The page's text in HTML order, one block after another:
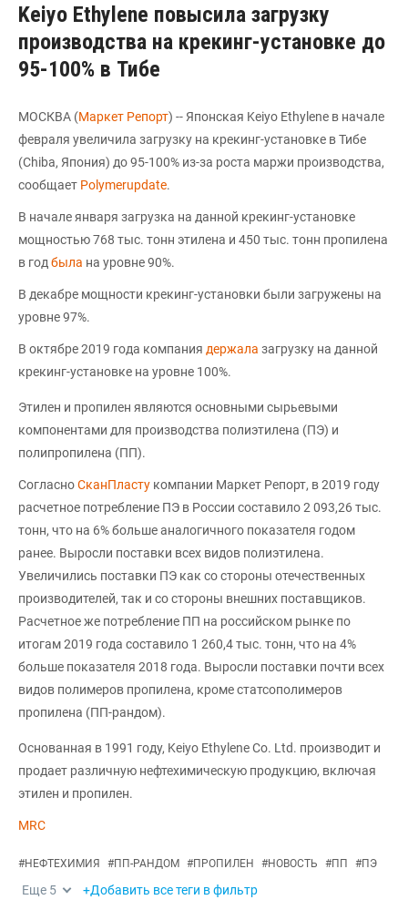
Keiyo Ethylene повысила загрузку
производства на крекинг-установке до
95-100% в Тибе
МОСКВА (Маркет Репорт) -- Японская Keiyo Ethylene в начале
февраля увеличила загрузку на крекинг-установке в Тибе
(Chiba, Япония) до 95-100% из-за роста маржи производства,
сообщает Polymerupdate.
В начале января загрузка на данной крекинг-установке
мощностью 768 тыс. тонн этилена и 450 тыс. тонн пропилена
в год была на уровне 90%.
В декабре мощности крекинг-установки были загружены на
уровне 97%.
В октябре 2019 года компания держала загрузку на данной
крекинг-установке на уровне 100%.
Этилен и пропилен являются основными сырьевыми
компонентами для производства полиэтилена (ПЭ) и
полипропилена (ПП).
СогласноСканПласту компании Маркет Репорт, в 2019 году
расчетное потребление ПЭ в России составило 2 093,26 тыс.
тонн, что на 6% больше аналогичного показателя годом
ранее. Выросли поставки всех видов полиэтилена.
Увеличились поставки ПЭ как со стороны отечественных
производителей, так и со стороны внешних поставщиков.
Расчетное же потребление ПП на российском рынке по
итогам 2019 года составило 1 260,4 тыс. тонн, что на 4%
больше показателя 2018 года. Выросли поставки почти всех
видов полимеров пропилена, кроме статсополимеров
пропилена (ПП-рандом).
Основанная в 1991 году, Keiyo Ethylene Co. Ltd. производит и
продает различную нефтехимическую продукцию, включая
этилен и пропилен.
MRC
#НЕФТЕХИМИЯ #ПП-РАНДОМ #ПРОПИЛЕН #НОВОСТЬ #ПП #ПЭ
Еще 5 +Добавить все теги в фильтр